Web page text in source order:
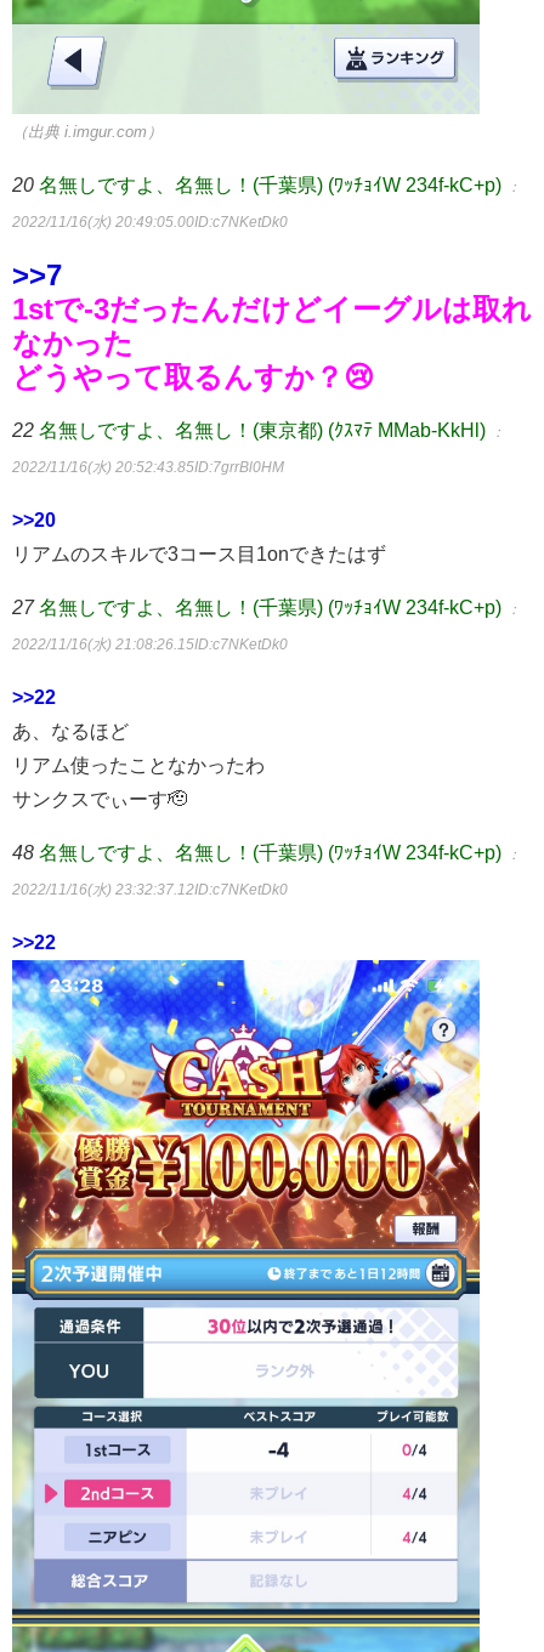
（出典 i.imgur.com）
20 名無しですよ、名無し！(千葉県) (ﾜｯﾁｮｲW 234f-kC+p) ：
2022/11/16(水) 20:49:05.00ID:c7NKetDk0
>>7
1stで-3だったんだけどイーグルは取れ
なかった
どうやって取るんすか？😢
22 名無しですよ、名無し！(東京都) (ｸｽﾏﾃ MMab-KkHl) ：
2022/11/16(水) 20:52:43.85ID:7grrBl0HM
>>20
リアムのスキルで3コース目1onできたはず
27 名無しですよ、名無し！(千葉県) (ﾜｯﾁｮｲW 234f-kC+p) ：
2022/11/16(水) 21:08:26.15ID:c7NKetDk0
>>22
あ、なるほど
リアム使ったことなかったわ
サンクスでぃーす🫡
48 名無しですよ、名無し！(千葉県) (ﾜｯﾁｮｲW 234f-kC+p) ：
2022/11/16(水) 23:32:37.12ID:c7NKetDk0
>>22